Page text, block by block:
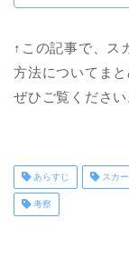
↑この記事で、ス
方法についてまと
ぜひご覧ください
あらすじ スカー
考察